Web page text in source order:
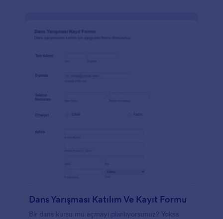
Dans Yarışması Katılım Ve Kayıt Formu
Bir dans kursu mu açmayı planlıyorsunuz? Yoksa